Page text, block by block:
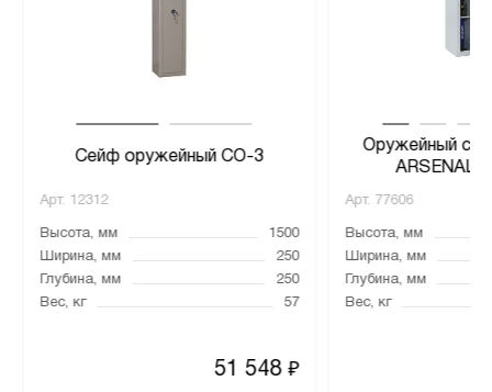
Сейф оружейный СО-3
Арт. 12312
Высота, мм
1500
Ширина, мм
250
Глубина, мм
250
Вес, кг
57
51 548₽
Оружейный
ARSENAL
Арт. 77606
Высота, мм
Ширина, мм
Глубина, мм
Вес, кг